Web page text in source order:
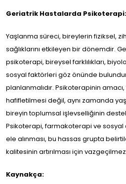
Geriatrik Hastalarda Psikoterapi:
Yaşlanma süreci, bireylerin fiziksel,
sağlıklarını etkileyen bir dönemdir.
psikoterapi, bireysel farklılıkları,
sosyal faktörleri göz önünde
planlanmalıdır. Psikoterapinin
hafifletilmesi değil, aynı zamanda
bireyin toplumsal işlevselliğinin
Psikoterapi, farmakoterapi ve sosyal
ele alınması, bu hassas grupta
kalitesinin artırılması için
Kaynakça: